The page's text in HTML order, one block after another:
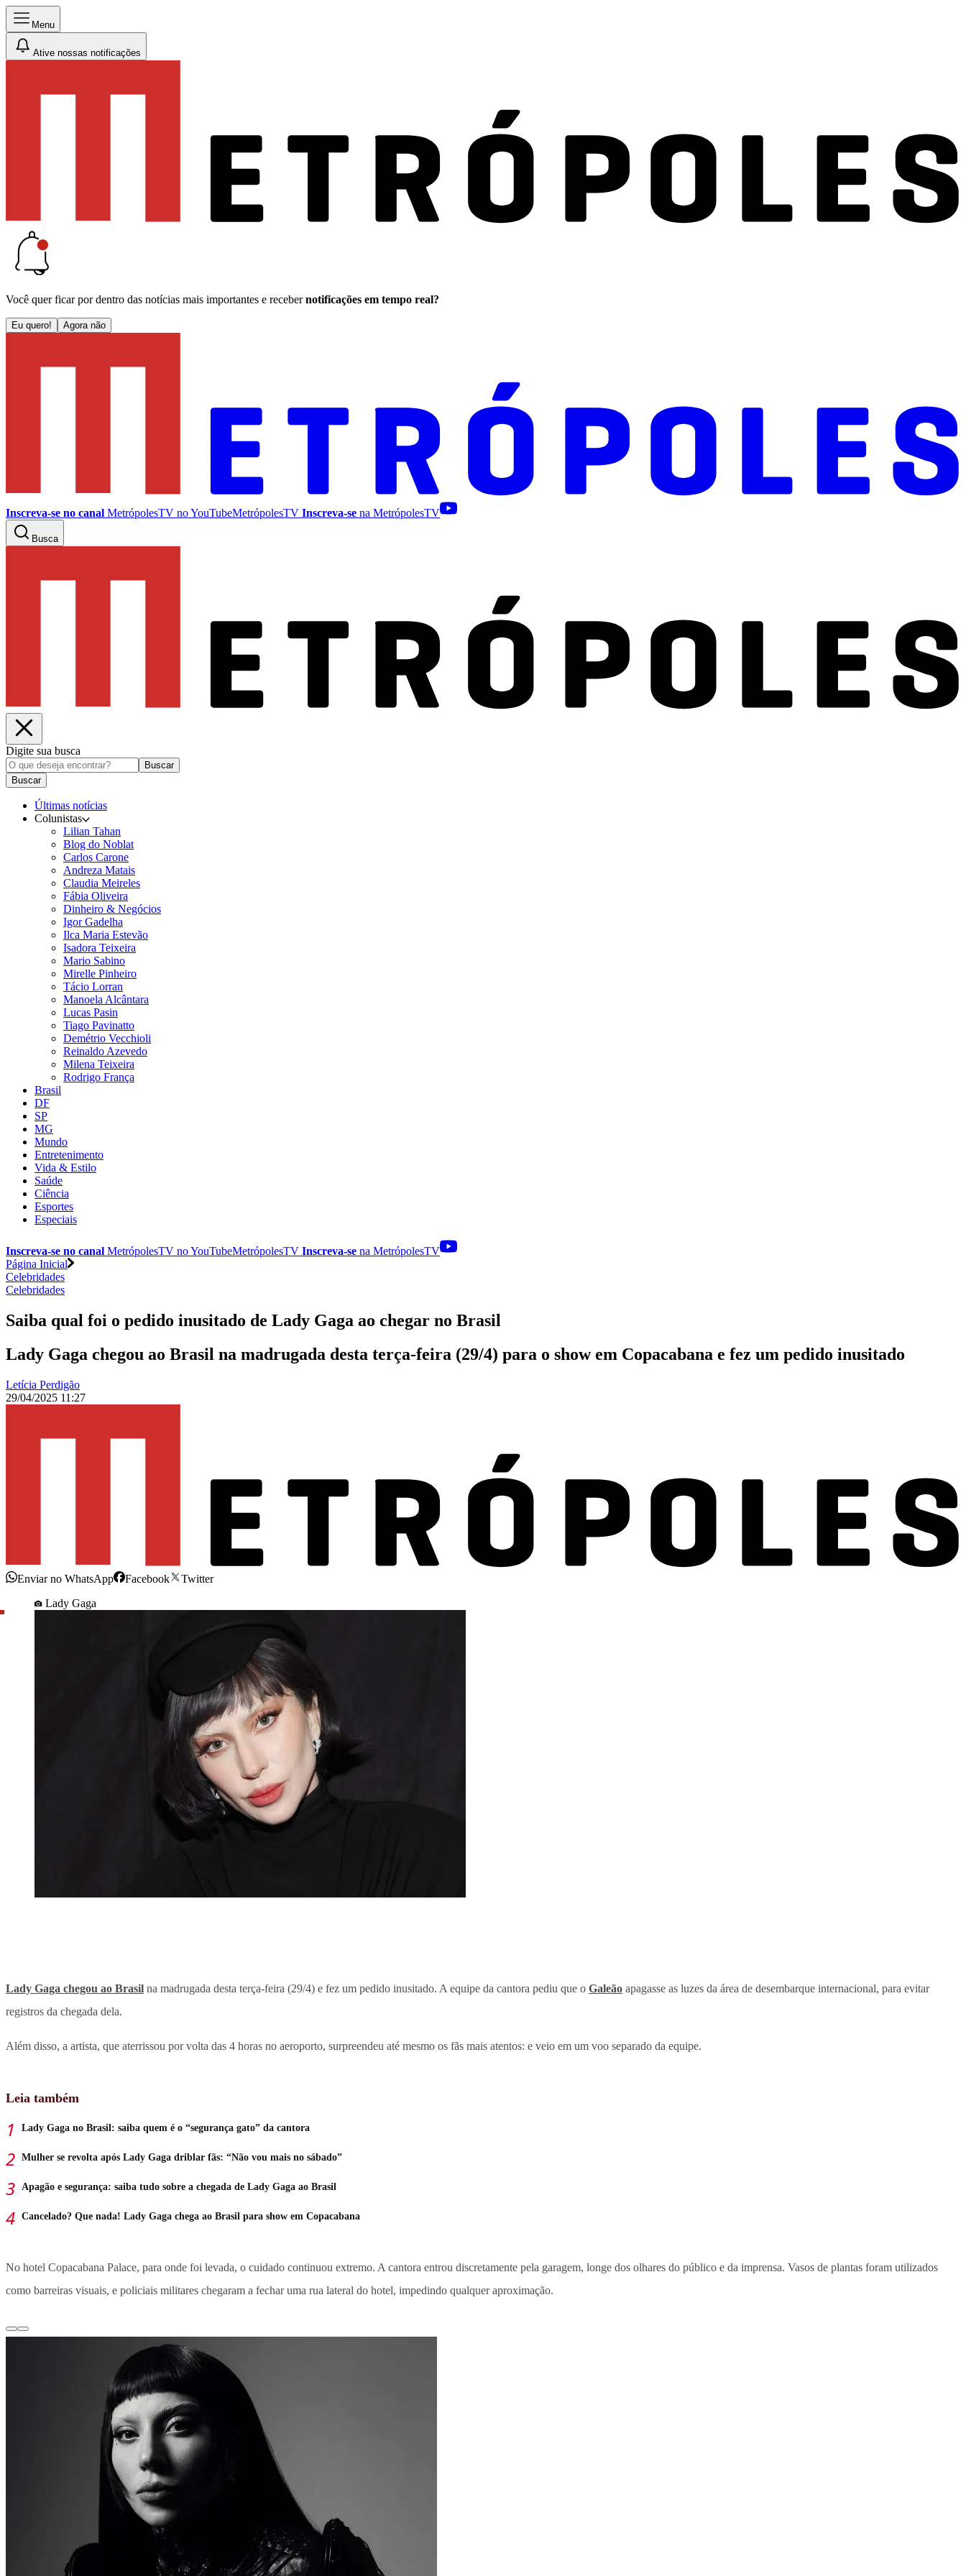
Menu
Ative nossas notificações
Você quer ficar por dentro das notícias mais importantes e receber notificações em tempo real?
Eu quero! Agora não
Inscreva-se no canal MetrópolesTV noYouTubeMetrópolesTV Inscreva-se na MetrópolesTV
Busca
Digite sua busca
Buscar
Buscar
Últimas notícias
Colunistas
Lilian Tahan
Blog do Noblat
Carlos Carone
Andreza Matais
Claudia Meireles
Fábia Oliveira
Dinheiro & Negócios
Igor Gadelha
Ilca Maria Estevão
Isadora Teixeira
Mario Sabino
Mirelle Pinheiro
Tácio Lorran
Manoela Alcântara
Lucas Pasin
Tiago Pavinatto
Demétrio Vecchioli
Reinaldo Azevedo
Milena Teixeira
Rodrigo França
Brasil
DF
SP
MG
Mundo
Entretenimento
Vida & Estilo
Saúde
Ciência
Esportes
Especiais
Inscreva-se no canal MetrópolesTV noYouTubeMetrópolesTV Inscreva-se na MetrópolesTV
Página Inicial
Celebridades
Celebridades
Saiba qual foi o pedido inusitado de Lady Gaga ao chegar no Brasil
Lady Gaga chegou ao Brasil na madrugada desta terça-feira (29/4) para o show em Copacabana e fez um pedido inusitado
Letícia Perdigão
29/04/2025 11:27
Enviar no WhatsApp Facebook
Twitter
Lady Gaga
Lady Gaga chegou ao Brasil na madrugada desta terça-feira (29/4) e fez um pedido inusitado. A equipe da cantora pediu que o Galeão apagasse as luzes da área de desembarque internacional, para evitar
registros da chegada dela.
Além disso, a artista, que aterrissou por volta das 4 horas no aeroporto, surpreendeu até mesmo os fãs mais atentos: e veio em um voo separado da equipe.
Leia também
Lady Gaga no Brasil: saiba quem é o “segurança gato” da cantora
Mulher se revolta após Lady Gaga driblar fãs: “Não vou mais no sábado”
Apagão e segurança: saiba tudo sobre a chegada de Lady Gaga ao Brasil
Cancelado? Que nada! Lady Gaga chega ao Brasil para show em Copacabana
No hotel Copacabana Palace, para onde foi levada, o cuidado continuou extremo. A cantora entrou discretamente pela garagem, longe dos olhares do público e da imprensa. Vasos de plantas foram utilizados
como barreiras visuais, e policiais militares chegaram a fechar uma rua lateral do hotel, impedindo qualquer aproximação.